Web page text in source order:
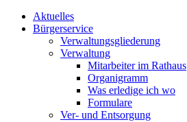
Aktuelles
Bürgerservice
Verwaltungsgliederung
Verwaltung
Mitarbeiter im Rathaus
Organigramm
Was erledige ich wo
Formulare
Ver- und Entsorgung